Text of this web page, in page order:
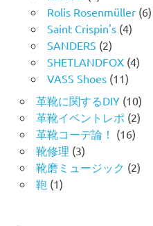
Rolis Rosenmüller(6)
Saint Crispin's(4)
SANDERS (2)
SHETLANDFOX(4)
VASS Shoes(11)
革靴に関するDIY(10)
革靴イベントレポ (2)
革靴コーデ論！ (16)
靴修理 (3)
靴磨ミュージック (2)
鞄 (1)